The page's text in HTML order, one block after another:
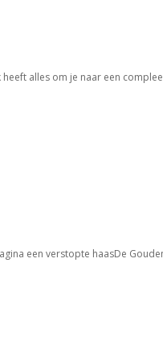
alles om je naar een
een verstopte haasDe